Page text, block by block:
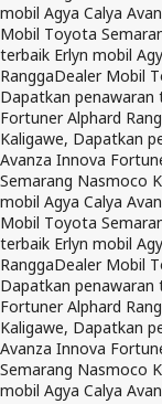
mobil Agya Calya
Mobil Toyota
terbaik Erlyn mobil
RanggaDealer Mobil
Dapatkan penawaran
Fortuner Alphard
Kaligawe, Dapatkan
Avanza Innova
Semarang Nasmoco
mobil Agya Calya
Mobil Toyota
terbaik Erlyn mobil
RanggaDealer Mobil
Dapatkan penawaran
Fortuner Alphard
Kaligawe, Dapatkan
Avanza Innova
Semarang Nasmoco
mobil Agya Calya